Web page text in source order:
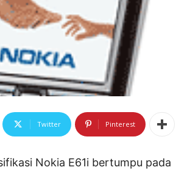
Twitter Pinterest
Nokia E61i bertumpu pada